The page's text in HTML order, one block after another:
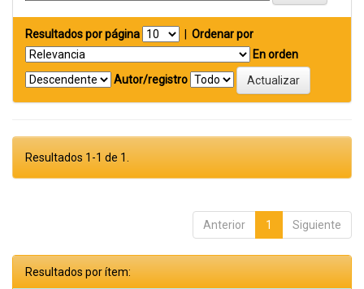
Resultados por página
Ordenar por
En orden
Autor/registro
Resultados 1-1 de 1.
Anterior 1 Siguiente
Resultados por ítem: